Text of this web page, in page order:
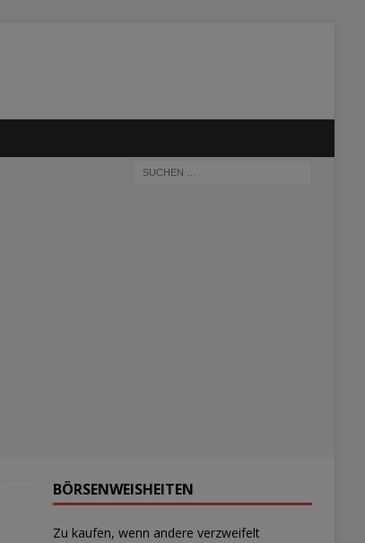
BÖRSENWEISHEITEN
Zu kaufen, wenn andere verzweifelt